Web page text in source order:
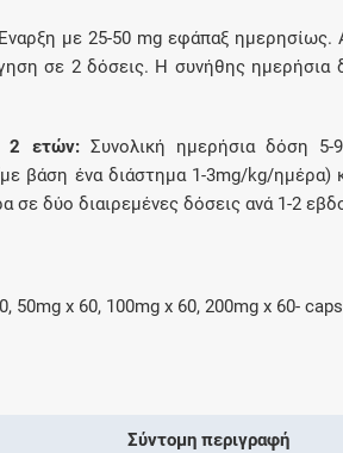
με 25-50 mg εφάπαξ ημερησίως.
σε 2 δόσεις. H συνήθης ημερήσια
2 ετών:Συνολική ημερήσια δόση 5-
βάση ένα διάστημα 1-3mg/kg/ημέρα)
δύο διαιρεμένες δόσεις ανά 1-2
50mg x 60, 100mg x 60, 200mg x 60-
Σύντομη περιγραφή